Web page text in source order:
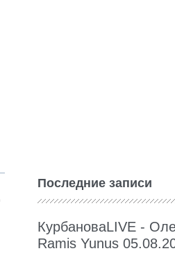
Последние записи
КурбановаLIVE -
Ramis Yunus